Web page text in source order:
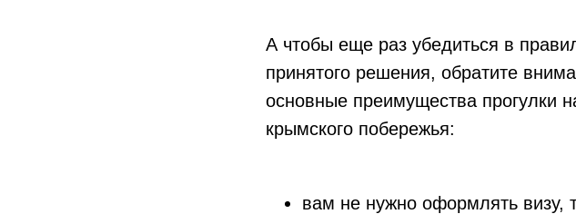
А чтобы еще раз убедиться в
принятого решения, обратите
основные преимущества прогулки
крымского побережья:
вам не нужно оформлять визу,